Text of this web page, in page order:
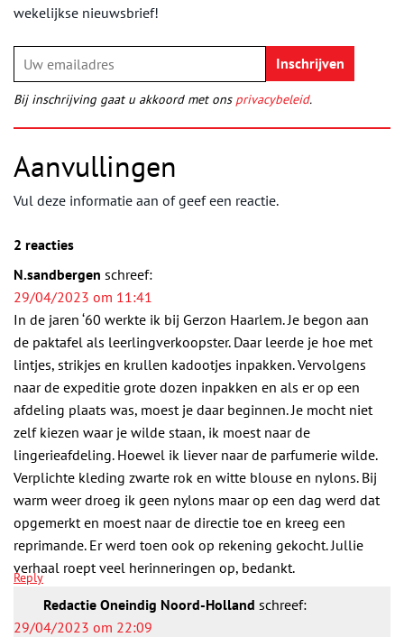
wekelijkse nieuwsbrief!
Bij inschrijving gaat u akkoord met ons privacybeleid.
Aanvullingen
Vul deze informatie aan of geef een reactie.
2 reacties
N.sandbergen schreef:
29/04/2023 om 11:41
In de jaren ‘60 werkte ik bij Gerzon Haarlem. Je begon aan
de paktafel als leerlingverkoopster. Daar leerde je hoe met
lintjes, strikjes en krullen kadootjes inpakken. Vervolgens
naar de expeditie grote dozen inpakken en als er op een
afdeling plaats was, moest je daar beginnen. Je mocht niet
zelf kiezen waar je wilde staan, ik moest naar de
lingerieafdeling. Hoewel ik liever naar de parfumerie wilde.
Verplichte kleding zwarte rok en witte blouse en nylons. Bij
warm weer droeg ik geen nylons maar op een dag werd dat
opgemerkt en moest naar de directie toe en kreeg een
reprimande. Er werd toen ook op rekening gekocht. Jullie
verhaal roept veel herinneringen op, bedankt.
Reply
Redactie Oneindig Noord-Holland schreef:
29/04/2023 om 22:09